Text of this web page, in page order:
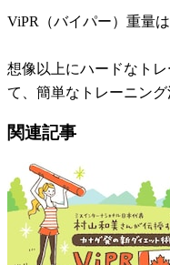
ViPR（バイパー）重量
想像以上にハードなト
て、簡単なトレーニン
関連記事